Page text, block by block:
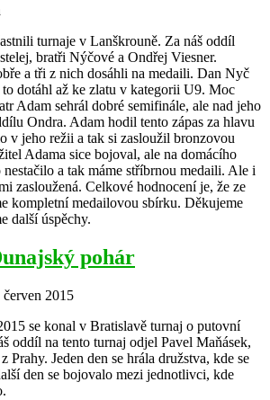
turnaje v Lanškrouně. Za náš oddíl
bratři Nýčové a Ondřej Viesner.
a tři z nich dosáhli na medaili. Dan Nyč
to dotáhl až ke zlatu v kategorii U9. Moc
Adam sehrál dobré semifinále, ale nad jeho
Ondra. Adam hodil tento zápas za hlavu
v jeho režii a tak si zasloužil bronzovou
Adama sice bojoval, ale na domácího
nestačilo a tak máme stříbrnou medaili. Ale i
zasloužená. Celkové hodnocení je, že ze
kompletní medailovou sbírku. Děkujeme
další úspěchy.
pohár
2015
se konal v Bratislavě turnaj o putovní
oddíl na tento turnaj odjel Pavel Maňásek,
Prahy. Jeden den se hrála družstva, kde se
den se bojovalo mezi jednotlivci, kde